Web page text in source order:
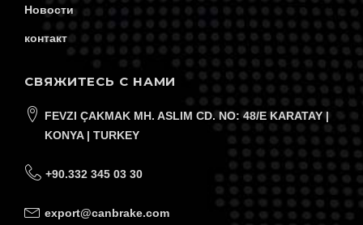
Ваш почтовый адрес
Новости
контакт
СВЯЖИТЕСЬ С НАМИ
FEVZI ÇAKMAK MH. ASLIM CD. NO: 48/E KARATAY |
KONYA | TURKEY
+90.332 345 03 30
export@canbrake.com